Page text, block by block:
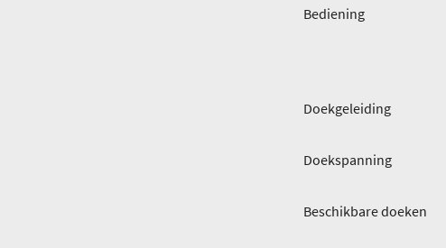
Bediening
Doekgeleiding
Doekspanning
Beschikbare doeken